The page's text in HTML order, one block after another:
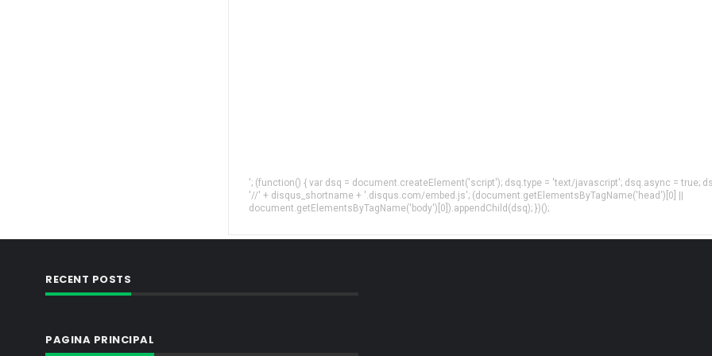
'; (function() { var dsq = document.createElement('script'); dsq.type = 'text/javascript'; dsq.async = true;
'//' + disqus_shortname + '.disqus.com/embed.js'; (document.getElementsByTagName('head')[0] ||
document.getElementsByTagName('body')[0]).appendChild(dsq); })();
RECENT POSTS
PAGINA PRINCIPAL